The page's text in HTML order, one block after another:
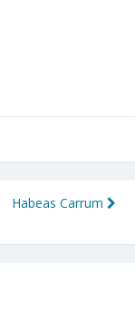
Habeas Carrum